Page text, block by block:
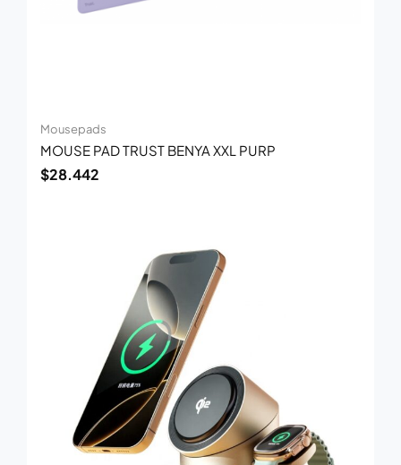
Mousepads
MOUSE PAD TRUST BENYA XXL PURP
$28.442